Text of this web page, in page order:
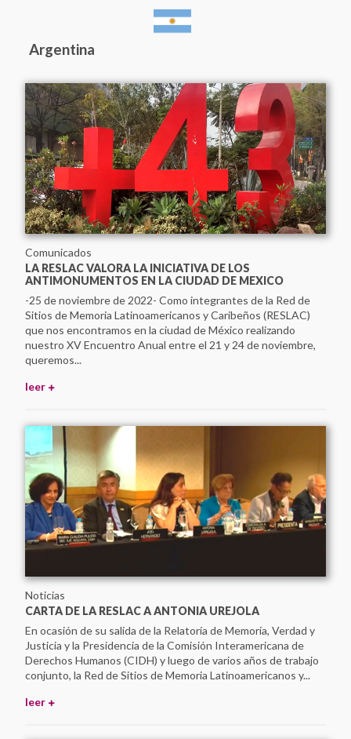
Argentina
Comunicados
LA RESLAC VALORA LA INICIATIVA DE LOS
ANTIMONUMENTOS EN LA CIUDAD DE MEXICO
-25 de noviembre de 2022- Como integrantes de la Red de
Sitios de Memoria Latinoamericanos y Caribeños (RESLAC)
que nos encontramos en la ciudad de México realizando
nuestro XV Encuentro Anual entre el 21 y 24 de noviembre,
queremos...
leer
Noticias
CARTA DE LA RESLAC A ANTONIA UREJOLA
En ocasión de su salida de la Relatoría de Memoria, Verdad y
Justicia y la Presidencia de la Comisión Interamericana de
Derechos Humanos (CIDH) y luego de varios años de trabajo
conjunto, la Red de Sitios de Memoria Latinoamericanos y...
leer